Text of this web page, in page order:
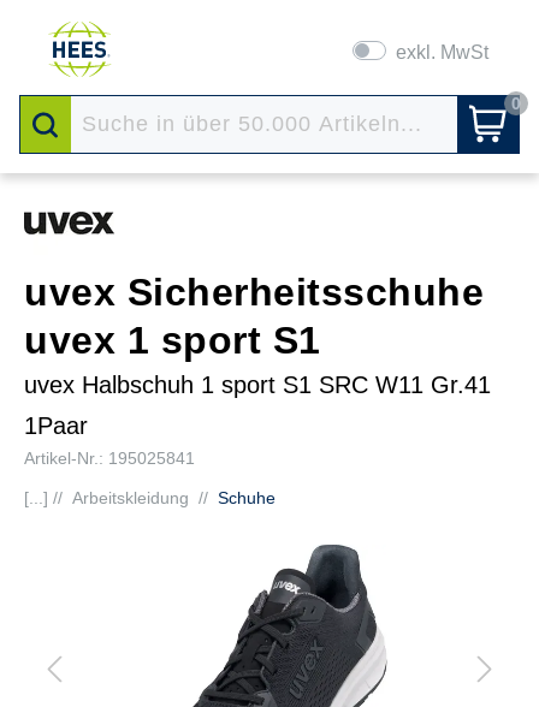
exkl. MwSt
0
uvex Sicherheitsschuhe
uvex 1 sport S1
uvex Halbschuh 1 sport S1 SRC W11 Gr.41
1Paar
Artikel-Nr.: 195025841
[...] // Arbeitskleidung // Schuhe